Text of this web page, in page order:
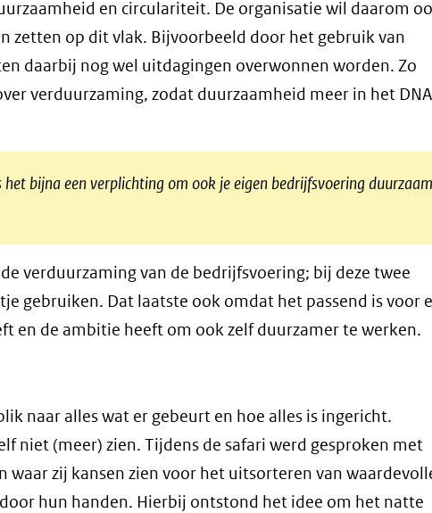
en circulariteit. De organisatie wil daarom
zetten op dit vlak. Bijvoorbeeld door het gebruik van
daarbij nog wel uitdagingen overwonnen worden. Zo
verduurzaming, zodat duurzaamheid meer in het DNA
bijna een verplichting om ook je eigen bedrijfsvoering duurzaam
verduurzaming van de bedrijfsvoering; bij deze twee
gebruiken. Dat laatste ook omdat het passend is voor
en de ambitie heeft om ook zelf duurzamer te werken.
naar alles wat er gebeurt en hoe alles is ingericht.
niet (meer) zien. Tijdens de safari werd gesproken met
zij kansen zien voor het uitsorteren van
hun handen. Hierbij ontstond het idee om het natte